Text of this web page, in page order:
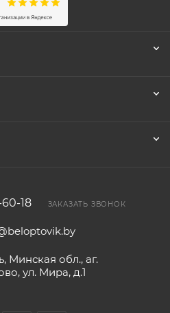
18 ЗАКАЗАТЬ ЗВОНОК
Минская обл., аг.
ул. Мира, д.1